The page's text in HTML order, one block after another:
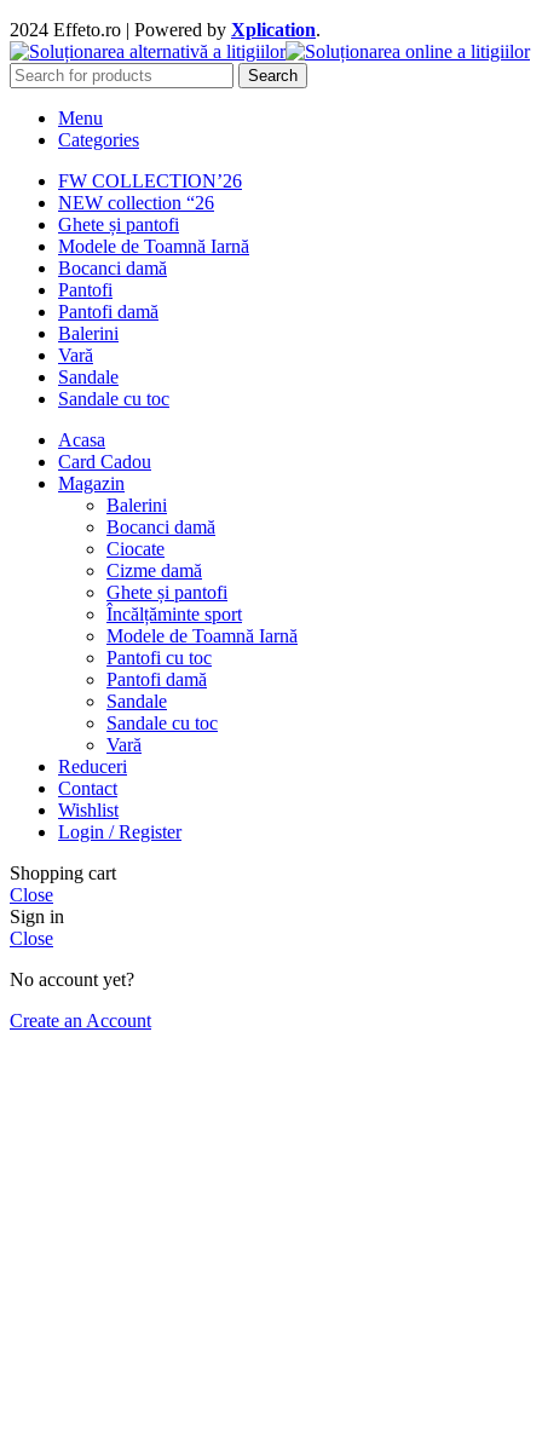
2024 Effeto.ro | Powered by Xplication.
Search
Menu
Categories
FW COLLECTION’26
NEW collection “26
Ghete și pantofi
Modele de Toamnă Iarnă
Bocanci damă
Pantofi
Pantofi damă
Balerini
Vară
Sandale
Sandale cu toc
Acasa
Card Cadou
Magazin
Balerini
Bocanci damă
Ciocate
Cizme damă
Ghete și pantofi
Încălțăminte sport
Modele de Toamnă Iarnă
Pantofi cu toc
Pantofi damă
Sandale
Sandale cu toc
Vară
Reduceri
Contact
Wishlist
Login / Register
Shopping cart
Close
Sign in
Close
No account yet?
Create an Account